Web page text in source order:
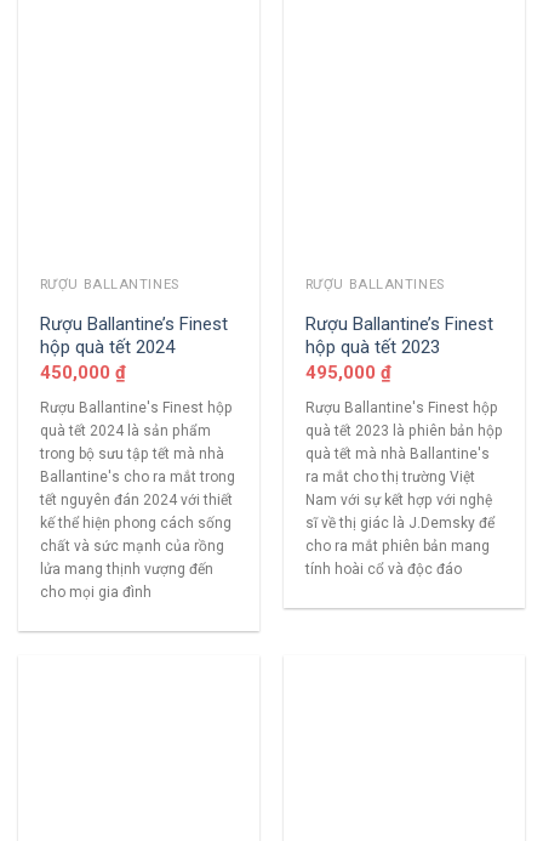
RƯỢU BALLANTINES
Rượu Ballantine’s Finest
hộp quà tết 2024
450,000 ₫
Rượu Ballantine's Finest hộp
quà tết 2024 là sản phẩm
trong bộ sưu tập tết mà nhà
Ballantine's cho ra mắt trong
tết nguyên đán 2024 với thiết
kế thể hiện phong cách sống
chất và sức mạnh của rồng
lửa mang thịnh vượng đến
cho mọi gia đình
RƯỢU BALLANTINES
Rượu Ballantine’s Finest
hộp quà tết 2023
495,000 ₫
Rượu Ballantine's Finest hộp
quà tết 2023 là phiên bản hộp
quà tết mà nhà Ballantine's
ra mắt cho thị trường Việt
Nam với sự kết hợp với nghệ
sĩ về thị giác là J.Demsky để
cho ra mắt phiên bản mang
tính hoài cổ và độc đáo